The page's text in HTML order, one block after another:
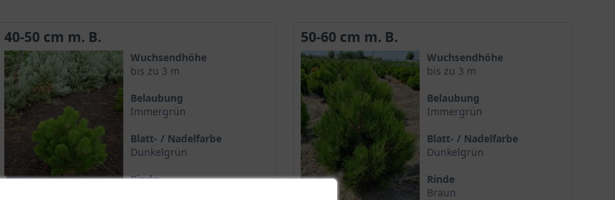
40-50 cm m. B.
Wuchsendhöhe
bis zu 3 m
Belaubung
Immergrün
Blatt- / Nadelfarbe
Dunkelgrün
Rinde
50-60 cm m. B.
Wuchsendhöhe
bis zu 3 m
Belaubung
Immergrün
Blatt- / Nadelfarbe
Dunkelgrün
Rinde
Braun